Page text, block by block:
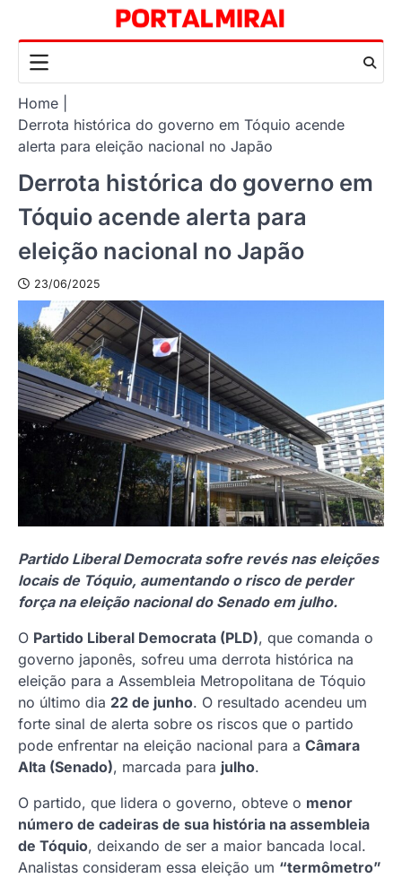
content
Home
Derrota histórica do governo em Tóquio acende
alerta para eleição nacional no Japão
Derrota histórica do governo em
Tóquio acende alerta para
eleição nacional no Japão
23/06/2025
Partido Liberal Democrata sofre revés nas eleições
locais de Tóquio, aumentando o risco de perder
força na eleição nacional do Senado em julho.
O Partido Liberal Democrata (PLD), que comanda o
governo japonês, sofreu uma derrota histórica na
eleição para a Assembleia Metropolitana de Tóquio
no último dia 22 de junho. O resultado acendeu um
forte sinal de alerta sobre os riscos que o partido
pode enfrentar na eleição nacional para a Câmara
Alta (Senado), marcada para julho.
O partido, que lidera o governo, obteve o menor
número de cadeiras de sua história na assembleia
de Tóquio, deixando de ser a maior bancada local.
Analistas consideram essa eleição um “termômetro”